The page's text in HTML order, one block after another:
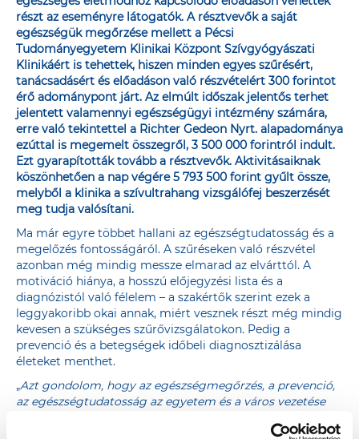
részt az eseményre látogatók. A résztvevők a saját
egészségük megőrzése mellett a Pécsi
Tudományegyetem Klinikai Központ Szívgyógyászati
Klinikáért is tehettek, hiszen minden egyes szűrésért,
tanácsadásért és előadáson való részvételért 300 forintot
érő adománypont járt. Az elmúlt időszak jelentős terhet
jelentett valamennyi egészségügyi intézmény számára,
erre való tekintettel a Richter Gedeon Nyrt. alapadománya
ezúttal is megemelt összegről, 3 500 000 forintról indult.
Ezt gyarapították tovább a résztvevők. Aktivitásaiknak
köszönhetően a nap végére 5 793 500 forint gyűlt össze,
melyből a klinika a szívultrahang vizsgálófej beszerzését
meg tudja valósítani.
Ma már egyre többet hallani az egészségtudatosság és a
megelőzés fontosságáról. A szűréseken való részvétel
azonban még mindig messze elmarad az elvárttól. A
motiváció hiánya, a hosszú előjegyzési lista és a
diagnózistól való félelem – a szakértők szerint ezek a
leggyakoribb okai annak, miért vesznek részt még mindig
kevesen a szükséges szűrővizsgálatokon. Pedig a
prevenció és a betegségek időbeli diagnosztizálása
életeket menthet.
„Azt gondolom, hogy az egészségmegőrzés, a prevenció,
az egészségtudatosság az egyetem és a város vezetése
a kérdéseknek a társadalmasítása is, hiszen hiába vannak